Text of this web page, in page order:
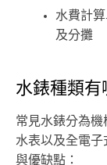
水費計
及分攤
水錶種類有
常見水錶分為
水表以及全電子
與優缺點：